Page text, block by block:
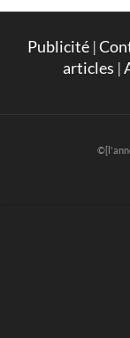
Publicité|
articles |